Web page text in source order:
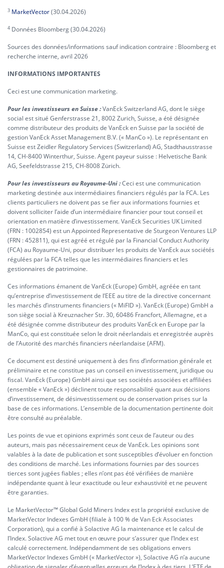
3 MarketVector(30.04.2026)
4 Données Bloomberg (30.04.2026)
Sources des données/informations sauf indication contraire : Bloomberg et
recherche interne, avril 2026
INFORMATIONS IMPORTANTES
Ceci est une communication marketing.
Pour les investisseurs en Suisse :VanEck Switzerland AG, dont le siège
social est situé Genferstrasse 21, 8002 Zurich, Suisse, a été désignée
comme distributeur des produits de VanEck en Suisse par la société de
gestion VanEck Asset Management B.V. (« ManCo »). Le représentant en
Suisse est Zeidler Regulatory Services (Switzerland) AG, Stadthausstrasse
14, CH-8400 Winterthur, Suisse. Agent payeur suisse : Helvetische Bank
AG, Seefeldstrasse 215, CH-8008 Zürich.
Pour les investisseurs au Royaume-Uni :Ceci est une communication
marketing destinée aux intermédiaires financiers régulés par la FCA. Les
clients particuliers ne doivent pas se fier aux informations fournies et
doivent solliciter l’aide d’un intermédiaire financier pour tout conseil et
orientation en matière d’investissement. VanEck Securities UK Limited
(FRN : 1002854) est un Appointed Representative de Sturgeon Ventures LLP
(FRN : 452811), qui est agréé et régulé par la Financial Conduct Authority
(FCA) au Royaume-Uni, pour distribuer les produits de VanEck aux sociétés
régulées par la FCA telles que les intermédiaires financiers et les
gestionnaires de patrimoine.
Ces informations émanent de VanEck (Europe) GmbH, agréée en tant
qu’entreprise d’investissement de l’EEE au titre de la directive concernant
les marchés d’instruments financiers (« MiFID »). VanEck (Europe) GmbH a
son siège social à Kreuznacher Str. 30, 60486 Francfort, Allemagne, et a
été désignée comme distributeur des produits VanEck en Europe par la
ManCo, qui est constituée selon le droit néerlandais et enregistrée auprès
de l’Autorité des marchés financiers néerlandaise (AFM).
Ce document est destiné uniquement à des fins d’information générale et
préliminaire et ne constitue pas un conseil en investissement, juridique ou
fiscal. VanEck (Europe) GmbH ainsi que ses sociétés associées et affiliées
(ensemble « VanEck ») déclinent toute responsabilité quant aux décisions
d’investissement, de désinvestissement ou de conservation prises sur la
base de ces informations. L’ensemble de la documentation pertinente doit
être consulté au préalable.
Les points de vue et opinions exprimés sont ceux de l’auteur ou des
auteurs, mais pas nécessairement ceux de VanEck. Les opinions sont
valables à la date de publication et sont susceptibles d’évoluer en fonction
des conditions de marché. Les informations fournies par des sources
tierces sont jugées fiables ; elles n’ont pas été vérifiées de manière
indépendante quant à leur exactitude ou leur exhaustivité et ne peuvent
être garanties.
Le MarketVector™ Global Gold Miners Index est la propriété exclusive de
MarketVector Indexes GmbH (filiale à 100 % de Van Eck Associates
Corporation), qui a confié à Solactive AG la maintenance et le calcul de
l’Index. Solactive AG met tout en œuvre pour s’assurer que l’Index est
calculé correctement. Indépendamment de ses obligations envers
MarketVector Indexes GmbH (« MarketVector »), Solactive AG n’a aucune